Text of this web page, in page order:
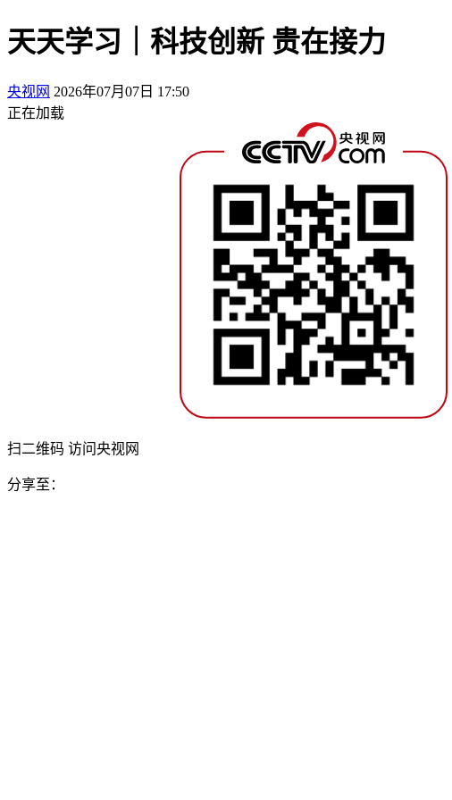
天天学习｜科技创新 贵在接力
央视网 2026年07月07日 17:50
正在加载
扫二维码 访问央视网
分享至：